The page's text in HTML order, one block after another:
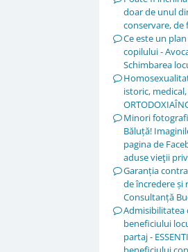
doar de unul
conservare,
Ce este un
copilului -
Schimbarea
istoric,
Minori
Băluță!
pagina de
aduse vieţii
Garanția
de încredere și
Consultanță
Admisibilitatea
beneficiului
partaj -